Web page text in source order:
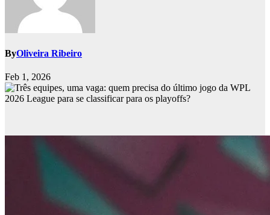
ByOliveira Ribeiro
Feb 1, 2026